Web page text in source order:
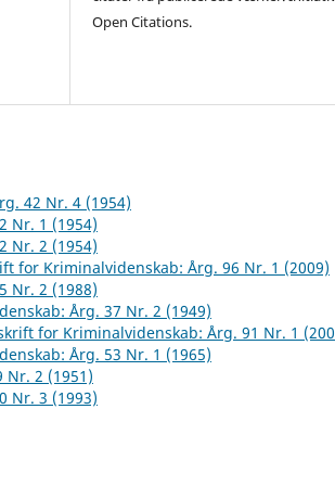
Open Citations.
42 Nr. 4 (1954)
Nr. 1 (1954)
Nr. 2 (1954)
for Kriminalvidenskab: Årg. 96 Nr. 1 (2009)
Nr. 2 (1988)
Årg. 37 Nr. 2 (1949)
for Kriminalvidenskab: Årg. 91 Nr. 1
Årg. 53 Nr. 1 (1965)
2 (1951)
Nr. 3 (1993)